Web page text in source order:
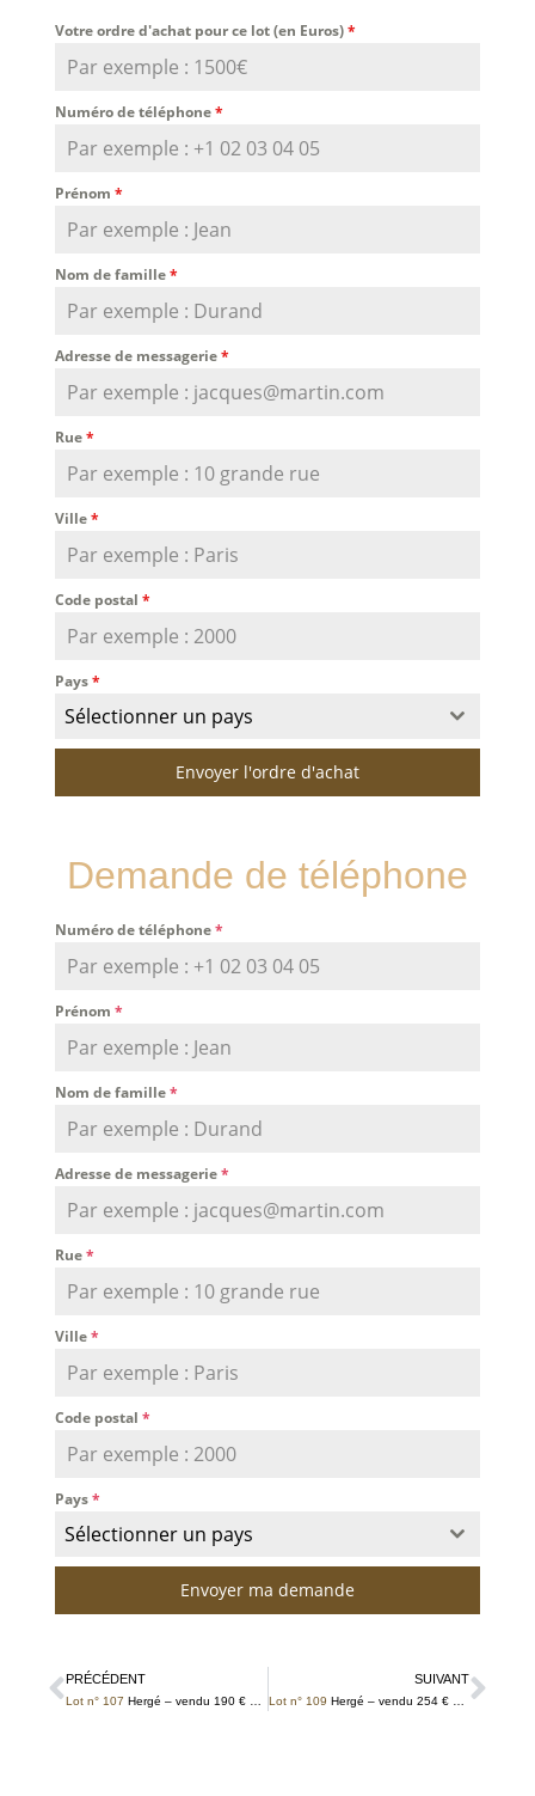
Votre ordre d'achat pour ce lot (en Euros)*
Numéro de téléphone*
Prénom *
Nom de famille*
Adresse de messagerie*
Rue*
Ville*
Code postal *
Pays*
Sélectionner un pays
Envoyer l'ordre d'achat
Demande de téléphone
Numéro de téléphone*
Prénom *
Nom de famille*
Adresse de messagerie*
Rue*
Ville*
Code postal *
Pays*
Sélectionner un pays
Envoyer ma demande
PRÉCÉDENT
Lot n° 107 Hergé – vendu 190 € TTC
SUIVANT
Lot n° 109 Hergé – vendu 254 € TTC